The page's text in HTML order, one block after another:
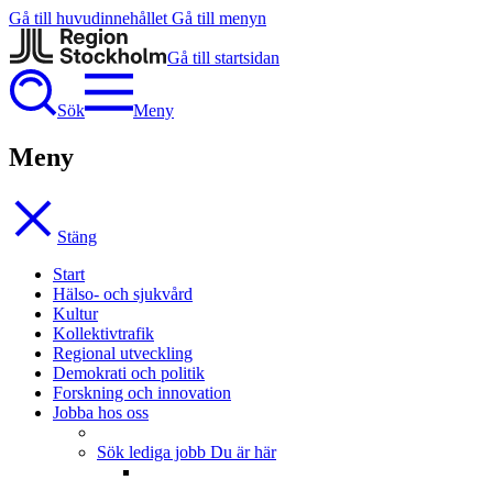
Gå till huvudinnehållet Gå till menyn
Gå till startsidan
Sök Meny
Meny
Stäng
Start
Hälso- och sjukvård
Kultur
Kollektivtrafik
Regional utveckling
Demokrati och politik
Forskning och innovation
Jobba hos oss
Sök lediga jobb Du är här